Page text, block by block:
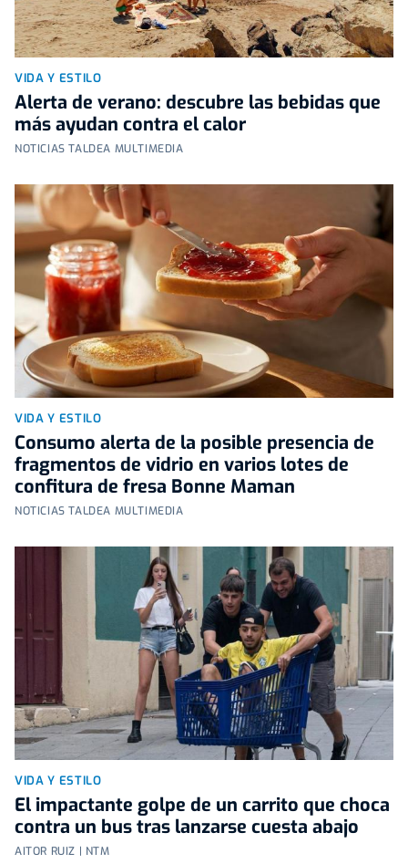
VIDA Y ESTILO
Alerta de verano: descubre las bebidas que
más ayudan contra el calor
NOTICIAS TALDEA MULTIMEDIA
VIDA Y ESTILO
Consumo alerta de la posible presencia de
fragmentos de vidrio en varios lotes de
confitura de fresa Bonne Maman
NOTICIAS TALDEA MULTIMEDIA
VIDA Y ESTILO
El impactante golpe de un carrito que choca
contra un bus tras lanzarse cuesta abajo
AITOR RUIZ | NTM